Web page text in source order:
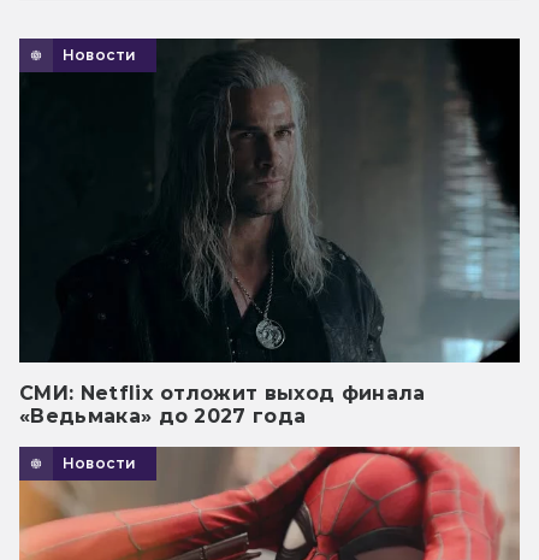
Новости
СМИ: Netflix отложит выход финала
«Ведьмака» до 2027 года
Новости